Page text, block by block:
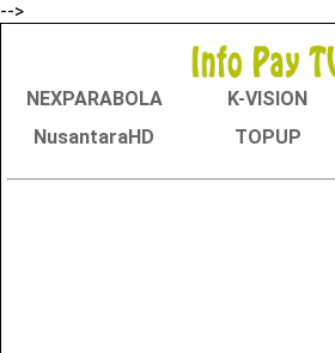
-->
NEXPARABOLA K-VISION
NusantaraHD
TOPUP